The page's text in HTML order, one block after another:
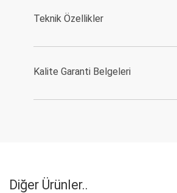
Teknik Özellikler
Kalite Garanti Belgeleri
Diğer Ürünler..